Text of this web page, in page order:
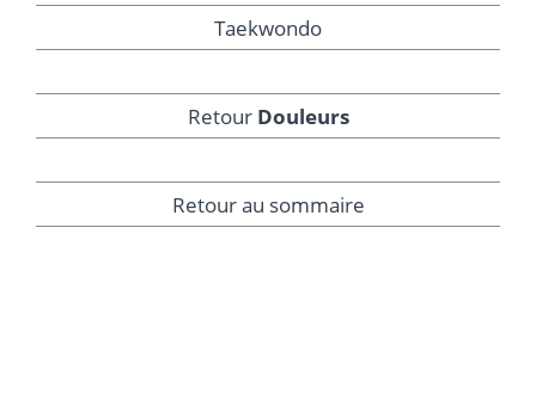
Taekwondo
Retour Douleurs
Retour au sommaire